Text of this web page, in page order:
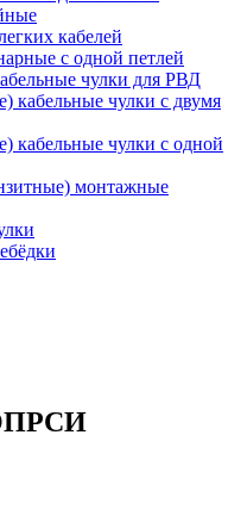
кабелей
с одной петлей
чулки для РВД
кабельные чулки с двумя
кабельные чулки с одной
монтажные